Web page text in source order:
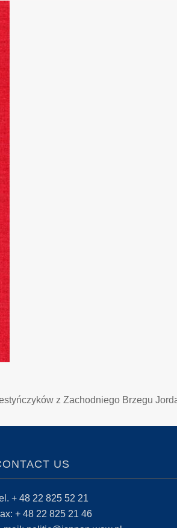
z Zachodniego Brzegu
US
+ 48 22 825 52 21
+ 48 22 825 21 46